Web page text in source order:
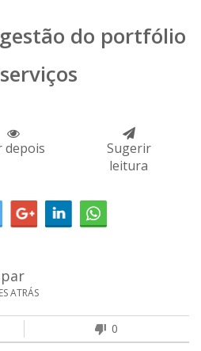
do portfólio
depois
Sugerir
leitura
ATRÁS
0